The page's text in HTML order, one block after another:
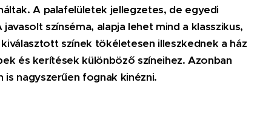
A palafelületek jellegzetes, de egyedi
színséma, alapja lehet mind a klasszikus,
színek tökéletesen illeszkednek a ház
és kerítések különböző színeihez. Azonban
nagyszerűen fognak kinézni.